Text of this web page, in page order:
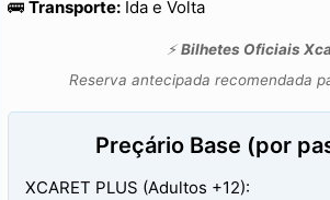
🚌 Transporte:Ida e Volta
⚡Bilhetes Oficiais
Reserva antecipada recomendada
Preçário Base (por
XCARET PLUS (Adultos +12):